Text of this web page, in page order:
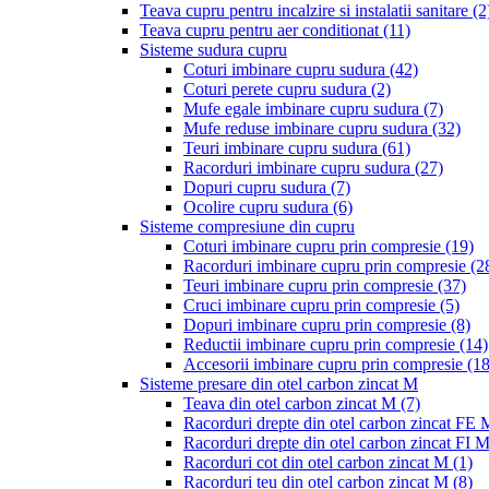
Teava cupru pentru incalzire si instalatii sanitare
Teava cupru pentru aer conditionat (11)
Sisteme sudura cupru
Coturi imbinare cupru sudura (42)
Coturi perete cupru sudura (2)
Mufe egale imbinare cupru sudura (7)
Mufe reduse imbinare cupru sudura (32)
Teuri imbinare cupru sudura (61)
Racorduri imbinare cupru sudura (27)
Dopuri cupru sudura (7)
Ocolire cupru sudura (6)
Sisteme compresiune din cupru
Coturi imbinare cupru prin compresie (19)
Racorduri imbinare cupru prin compresie
Teuri imbinare cupru prin compresie (37)
Cruci imbinare cupru prin compresie (5)
Dopuri imbinare cupru prin compresie (8)
Reductii imbinare cupru prin compresie (14)
Accesorii imbinare cupru prin compresie
Sisteme presare din otel carbon zincat M
Teava din otel carbon zincat M (7)
Racorduri drepte din otel carbon zincat FE
Racorduri drepte din otel carbon zincat FI M
Racorduri cot din otel carbon zincat M (1)
Racorduri teu din otel carbon zincat M (8)